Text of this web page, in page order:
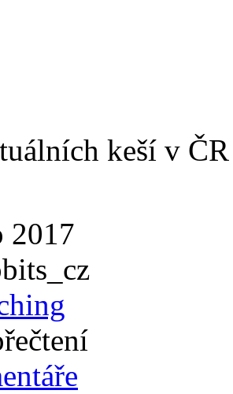
keší v ČR
2017